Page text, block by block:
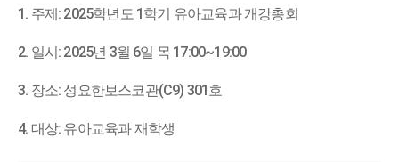
1. 주제: 2025학년도 1학기 유아교육과 개강총회
2. 일시: 2025년 3월 6일 목 17:00~19:00
3. 장소: 성요한보스코관(C9) 301호
4. 대상: 유아교육과 재학생